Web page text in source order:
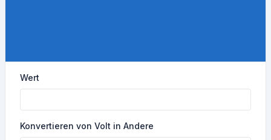
Wert
Konvertieren von Volt in Andere